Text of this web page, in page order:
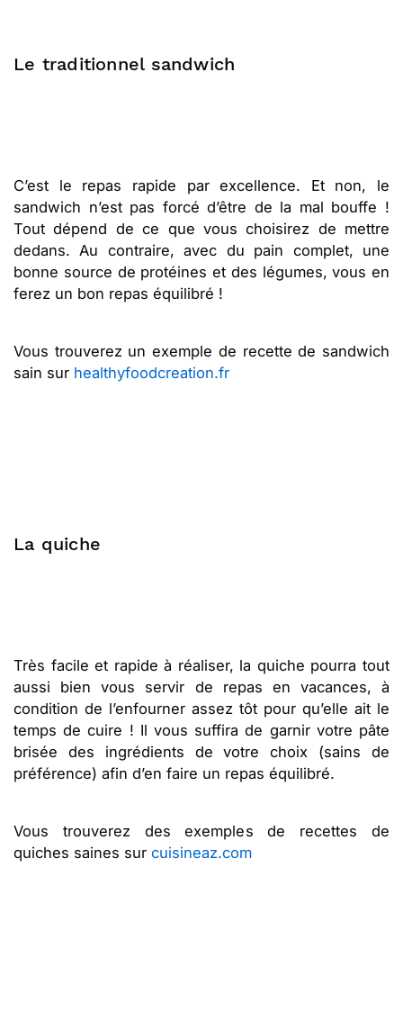
Le traditionnel sandwich
C’est le repas rapide par excellence. Et non, le
sandwich n’est pas forcé d’être de la mal bouffe !
Tout dépend de ce que vous choisirez de mettre
dedans. Au contraire, avec du pain complet, une
bonne source de protéines et des légumes, vous en
ferez un bon repas équilibré !
Vous trouverez un exemple de recette de sandwich
sain sur healthyfoodcreation.fr
La quiche
Très facile et rapide à réaliser, la quiche pourra tout
aussi bien vous servir de repas en vacances, à
condition de l’enfourner assez tôt pour qu’elle ait le
temps de cuire ! Il vous suffira de garnir votre pâte
brisée des ingrédients de votre choix (sains de
préférence) afin d’en faire un repas équilibré.
Vous trouverez des exemples de recettes de
quiches saines sur cuisineaz.com